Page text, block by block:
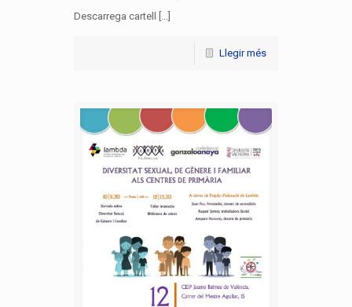
Descarrega cartell [...]
Llegir més